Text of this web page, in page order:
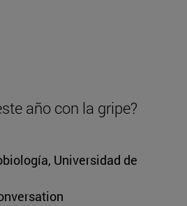
año con la gripe?
Universidad de